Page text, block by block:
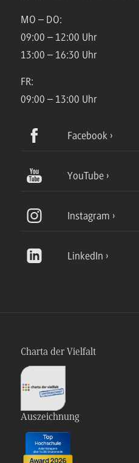
MO – DO:
09:00 – 12:00 Uhr
13:00 – 16:30 Uhr
FR:
09:00 – 13:00 Uhr
Facebook
YouTube
Instagram
LinkedIn
Charta der Vielfalt
Auszeichnung